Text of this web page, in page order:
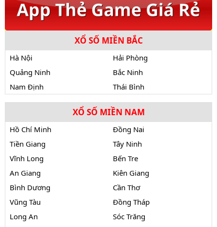
XỔ SỐ MIỀN BẮC
Hà Nội
Hải Phòng
Quảng Ninh
Bắc Ninh
Nam Định
Thái Bình
XỔ SỐ MIỀN NAM
Hồ Chí Minh
Đồng Nai
Tiền Giang
Tây Ninh
Vĩnh Long
Bến Tre
An Giang
Kiên Giang
Bình Dương
Cần Thơ
Vũng Tàu
Đồng Tháp
Long An
Sóc Trăng